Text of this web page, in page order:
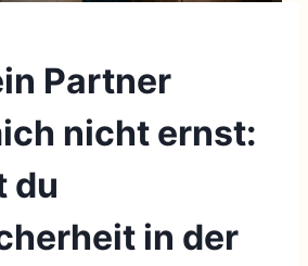
Partner
nicht ernst:
du
in der